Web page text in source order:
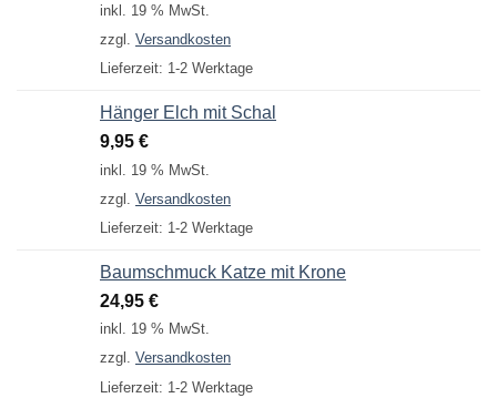
inkl. 19 % MwSt.
zzgl. Versandkosten
Lieferzeit: 1-2 Werktage
Hänger Elch mit Schal
9,95 €
inkl. 19 % MwSt.
zzgl. Versandkosten
Lieferzeit: 1-2 Werktage
Baumschmuck Katze mit Krone
24,95 €
inkl. 19 % MwSt.
zzgl. Versandkosten
Lieferzeit: 1-2 Werktage